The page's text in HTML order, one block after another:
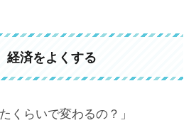
経済をよくする
くらいで変わるの？」